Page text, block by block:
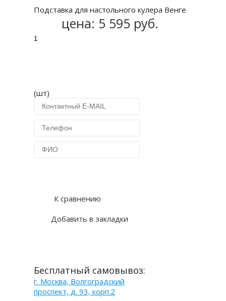
Подставка для настольного кулера Венге
цена: 5 595 руб.
(шт)
К сравнению
Добавить в закладки
Бесплатный самовывоз:
г. Москва, Волгоградский
проспект, д. 93, корп.2